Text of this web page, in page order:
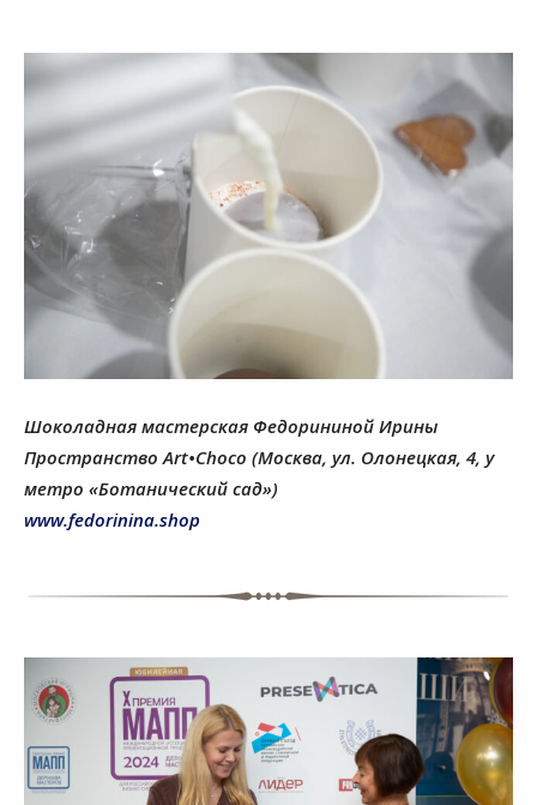
Шоколадная мастерская Федорининой Ирины
Пространство Art•Choco (Москва, ул. Олонецкая, 4, у
метро «Ботанический сад»)
www.fedorinina.shop